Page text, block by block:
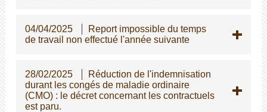
04/04/2025
Report impossible du temps
de travail non effectué l'année suivante
28/02/2025
Réduction de l'indemnisation
durant les congés de maladie ordinaire
(CMO) : le décret concernant les contractuels
est paru.